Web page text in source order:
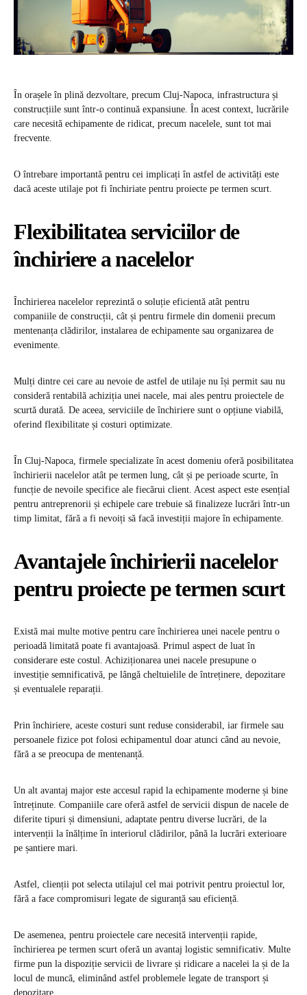
În orașele în plină dezvoltare, precum Cluj-Napoca, infrastructura și
construcțiile sunt într-o continuă expansiune. În acest context, lucrările
care necesită echipamente de ridicat, precum nacelele, sunt tot mai
frecvente.
O întrebare importantă pentru cei implicați în astfel de activități este
dacă aceste utilaje pot fi închiriate pentru proiecte pe termen scurt.
Flexibilitatea serviciilor de
închiriere a nacelelor
Închirierea nacelelor reprezintă o soluție eficientă atât pentru
companiile de construcții, cât și pentru firmele din domenii precum
mentenanța clădirilor, instalarea de echipamente sau organizarea de
evenimente.
Mulți dintre cei care au nevoie de astfel de utilaje nu își permit sau nu
consideră rentabilă achiziția unei nacele, mai ales pentru proiectele de
scurtă durată. De aceea, serviciile de închiriere sunt o opțiune viabilă,
oferind flexibilitate și costuri optimizate.
În Cluj-Napoca, firmele specializate în acest domeniu oferă posibilitatea
închirierii nacelelor atât pe termen lung, cât și pe perioade scurte, în
funcție de nevoile specifice ale fiecărui client. Acest aspect este esențial
pentru antreprenorii și echipele care trebuie să finalizeze lucrări într-un
timp limitat, fără a fi nevoiți să facă investiții majore în echipamente.
Avantajele închirierii nacelelor
pentru proiecte pe termen scurt
Există mai multe motive pentru care închirierea unei nacele pentru o
perioadă limitată poate fi avantajoasă. Primul aspect de luat în
considerare este costul. Achiziționarea unei nacele presupune o
investiție semnificativă, pe lângă cheltuielile de întreținere, depozitare
și eventualele reparații.
Prin închiriere, aceste costuri sunt reduse considerabil, iar firmele sau
persoanele fizice pot folosi echipamentul doar atunci când au nevoie,
fără a se preocupa de mentenanță.
Un alt avantaj major este accesul rapid la echipamente moderne și bine
întreținute. Companiile care oferă astfel de servicii dispun de nacele de
diferite tipuri și dimensiuni, adaptate pentru diverse lucrări, de la
intervenții la înălțime în interiorul clădirilor, până la lucrări exterioare
pe șantiere mari.
Astfel, clienții pot selecta utilajul cel mai potrivit pentru proiectul lor,
fără a face compromisuri legate de siguranță sau eficiență.
De asemenea, pentru proiectele care necesită intervenții rapide,
închirierea pe termen scurt oferă un avantaj logistic semnificativ. Multe
firme pun la dispoziție servicii de livrare și ridicare a nacelei la și de la
locul de muncă, eliminând astfel problemele legate de transport și
depozitare.